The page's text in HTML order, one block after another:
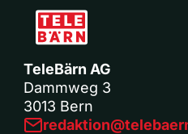
TeleBärn AG
Dammweg 3
3013 Bern